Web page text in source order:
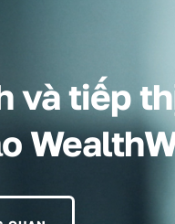
và tiếp